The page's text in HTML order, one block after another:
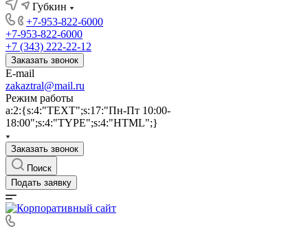
Губкин
+7-953-822-6000
+7-953-822-6000
+7 (343) 222-22-12
Заказать звонок
E-mail
zakaztral@mail.ru
Режим работы
a:2:{s:4:"TEXT";s:17:"Пн-Пт 10:00-
18:00";s:4:"TYPE";s:4:"HTML";}
Заказать звонок
Поиск
Подать заявку